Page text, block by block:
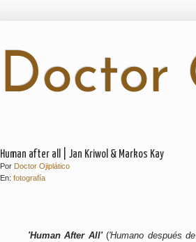
Doctor
Human after all | Jan Kriwol & Markos Kay
Por Doctor Ojiplático
En: fotografía
'Human After All'('Humano después